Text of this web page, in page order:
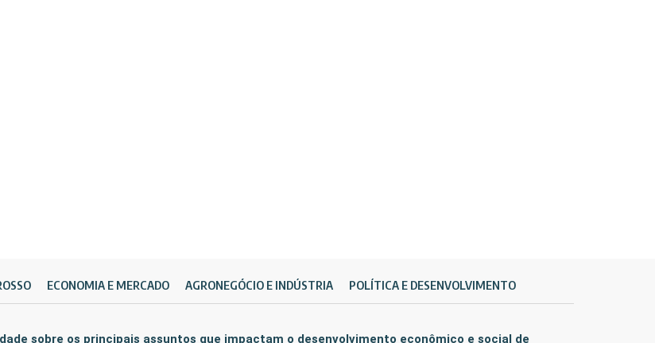
ECONOMIA E MERCADO AGRONEGÓCIO E INDÚSTRIA POLÍTICA E DESENVOLVIMENTO
sobre os principais assuntos que impactam o desenvolvimento econômico e social de